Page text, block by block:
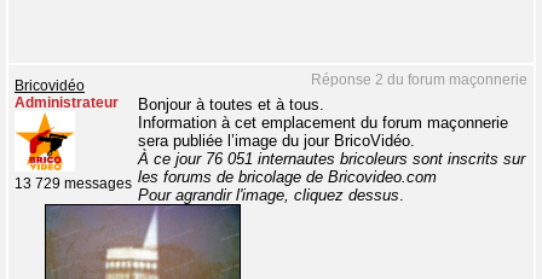
Réponse 2 du forum maçonnerie
Bricovidéo
Administrateur
13 729 messages
Bonjour à toutes et à tous.
Information à cet emplacement du forum maçonnerie
sera publiée l’image du jour BricoVidéo.
À ce jour 76 051 internautes bricoleurs sont inscrits sur
les forums de bricolage de Bricovideo.com
Pour agrandir l'image, cliquez dessus.